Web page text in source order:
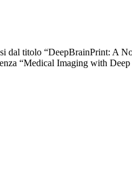
dal titolo “DeepBrainPrint: A
“Medical Imaging with Deep